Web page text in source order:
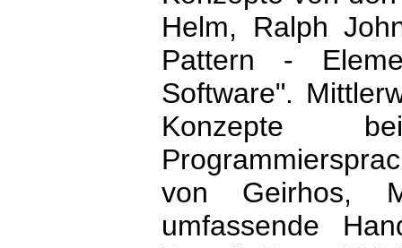
Helm, Ralph
Pattern -
Software".
Konzepte
von Geirhos,
umfassende